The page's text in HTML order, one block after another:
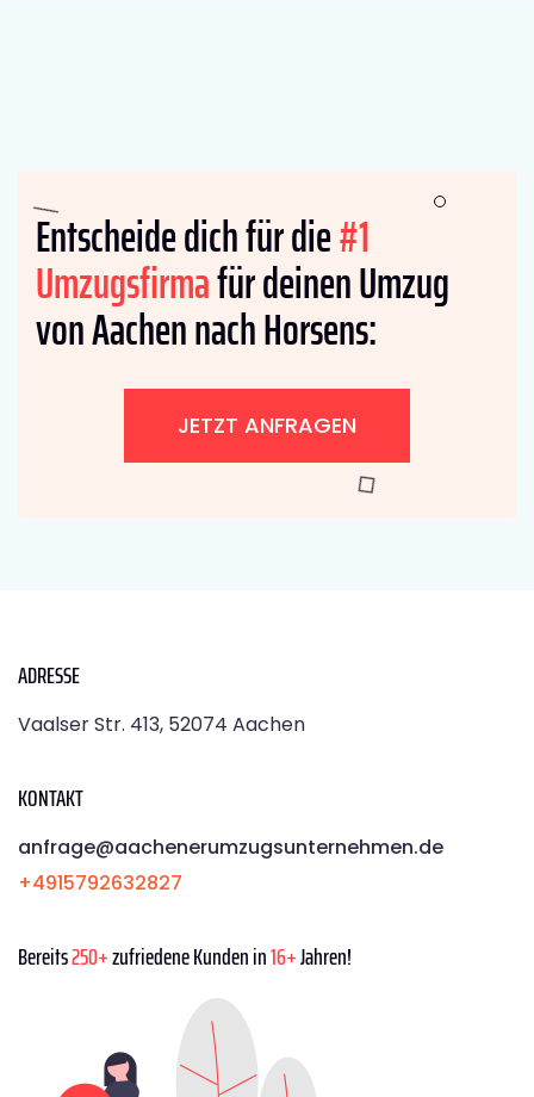
Entscheide dich für die#1
Umzugsfirmafür deinen Umzug
von Aachen nach Horsens:
JETZT ANFRAGEN
ADRESSE
Vaalser Str. 413, 52074 Aachen
KONTAKT
anfrage@aachenerumzugsunternehmen.de
+4915792632827
Bereits250+zufriedene Kunden in16+Jahren!